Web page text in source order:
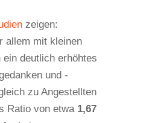
zeigen:
allem mit kleinen
ein deutlich erhöhtes
und -
zu Angestellten
Ratio von etwa 1,67